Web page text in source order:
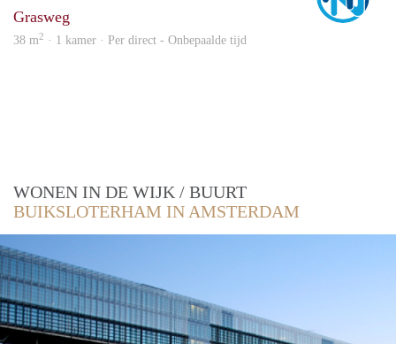
Grasweg
38 m2 · 1 kamer · Per direct - Onbepaalde tijd
WONEN IN DE WIJK / BUURT
BUIKSLOTERHAM IN AMSTERDAM